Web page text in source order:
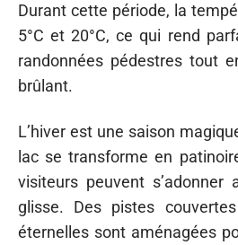
Durant cette période, la
5°C et 20°C, ce qui rend
randonnées pédestres tout
brûlant.
L’hiver est une saison
lac se transforme en
visiteurs peuvent s’adonner
glisse. Des pistes
éternelles sont aménagées